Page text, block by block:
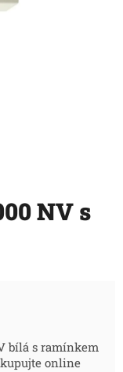
NV s
bílá s ramínkem
online